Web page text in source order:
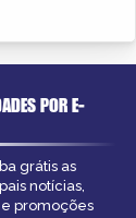
POR E-
grátis as
notícias,
promoções